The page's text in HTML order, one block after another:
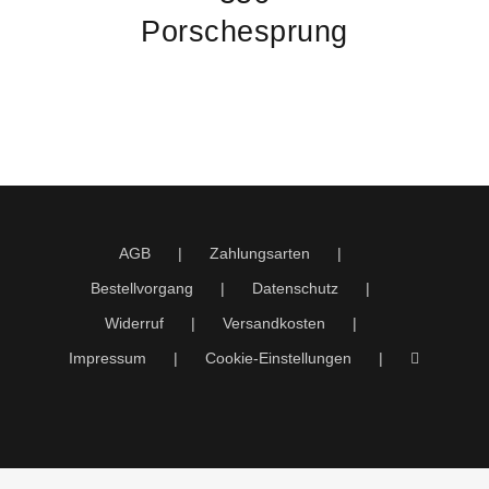
Porschesprung
AGB
Zahlungsarten
Bestellvorgang
Datenschutz
Widerruf
Versandkosten
Impressum
Cookie-Einstellungen